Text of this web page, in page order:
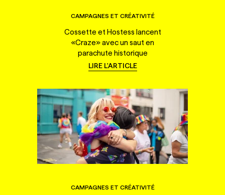
CAMPAGNES ET CRÉATIVITÉ
Cossette et Hostess lancent
«Craze» avec un saut en
parachute historique
LIRE L'ARTICLE
CAMPAGNES ET CRÉATIVITÉ